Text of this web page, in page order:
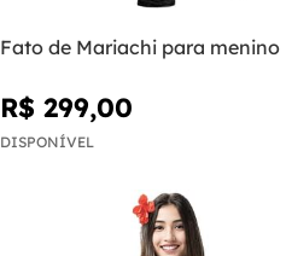
Fato de Mariachi para menino
R$ 299,00
DISPONÍVEL